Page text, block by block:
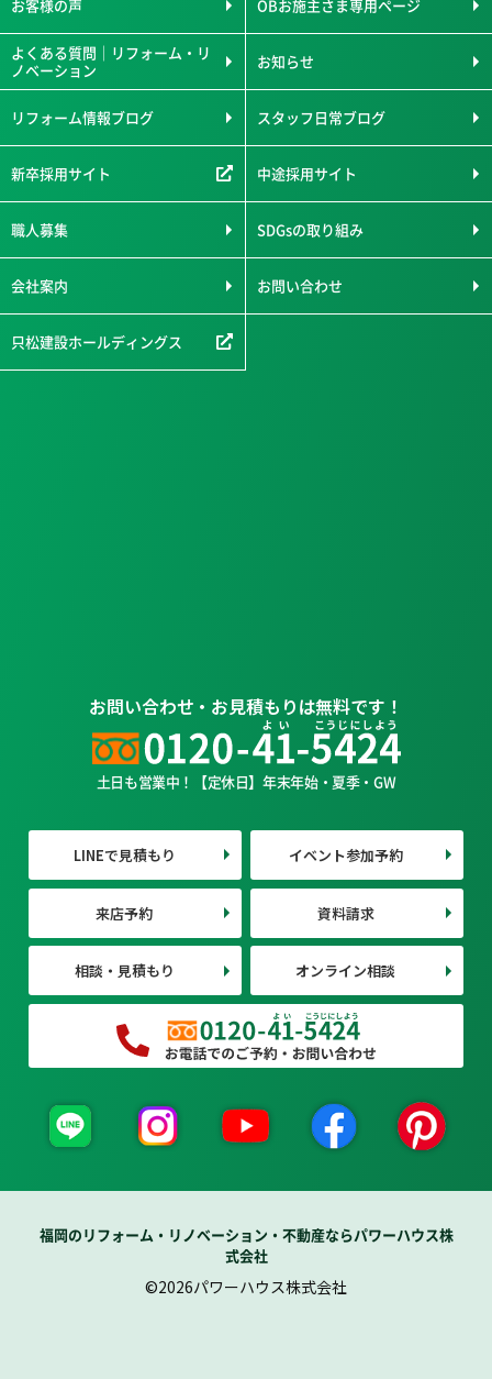
お客様の声 OBお施主さま専用ページ
よくある質問｜リフォーム・リ
ノベーション
お知らせ
リフォーム情報ブログ スタッフ日常ブログ
新卒採用サイト 中途採用サイト
職人募集 SDGsの取り組み
会社案内 お問い合わせ
只松建設ホールディングス
お問い合わせ・お見積もりは無料です！
土日も営業中！【定休日】年末年始・夏季・GW
LINEで見積もり イベント参加予約
来店予約 資料請求
相談・見積もり オンライン相談
福岡のリフォーム・リノベーション・不動産ならパワーハウス株
式会社
©2026パワーハウス株式会社